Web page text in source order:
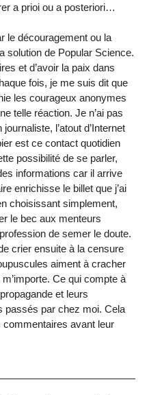
a prioi ou a posteriori…
le découragement ou la
solution de Popular Science.
et d’avoir la paix dans
fois, je me suis dit que
les courageux anonymes
telle réaction. Je n’ai pas
l’atout d’Internet
est ce contact quotidien
possibilité de se parler,
informations car il arrive
enrichisse le billet que j’ai
choisissant simplement,
le bec aux menteurs
de semer le doute.
crier ensuite à la censure
aiment à cracher
Ce qui compte à
et leurs
passés par chez moi. Cela
commentaires avant leur